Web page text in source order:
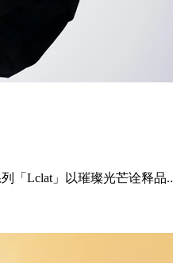
「Lclat」以璀璨光芒诠释品..